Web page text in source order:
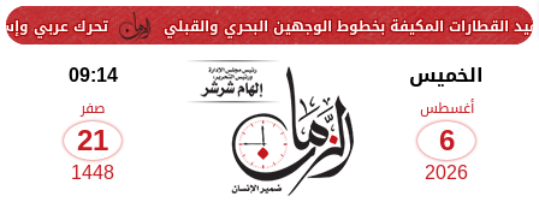
تحرك عربي وإسلامي لمواجهة بخطوط الوجهين البحري والقبلي
الخميس
أغسطس
6
2026
09:14
صفر
21
1448